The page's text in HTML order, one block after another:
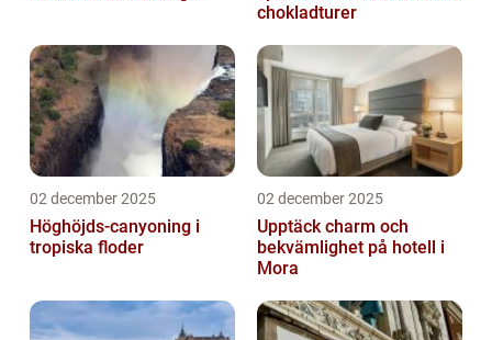
chokladturer
02 december 2025
Höghöjds-canyoning i
tropiska floder
02 december 2025
Upptäck charm och
bekvämlighet på hotell i
Mora